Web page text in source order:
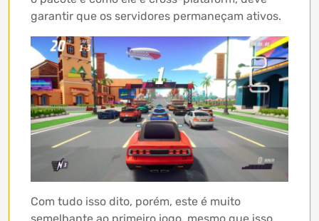
garantir que os servidores permaneçam ativos.
Com tudo isso dito, porém, este é muito